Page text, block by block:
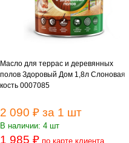
Масло для террас и деревянных
полов Здоровый Дом 1,8л Слоновая
кость 0007085
2 090 ₽за 1 шт
В наличии: 4 шт
1 985 ₽ по карте клиента